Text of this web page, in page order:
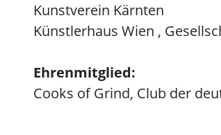
Kunstverein Kärnten
Künstlerhaus Wien ,
Ehrenmitglied:
Cooks of Grind, Club der